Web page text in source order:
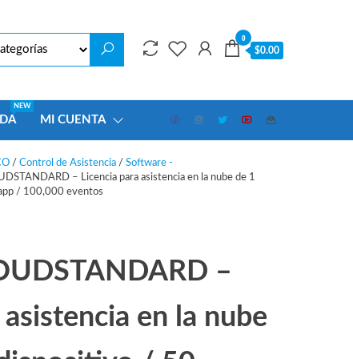
0
$0.00
NEW
MI CUENTA
/ Control de Asistencia/ Software -
– Licencia para asistencia en la nube de 1
/ 100,000 eventos
–
asistencia en la nube